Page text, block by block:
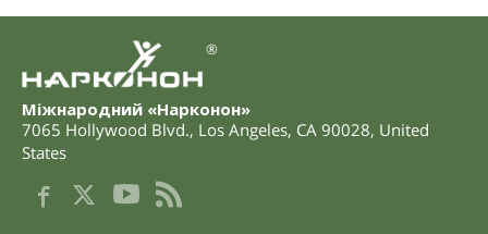
®
Міжнародний «Нарконон»
7065 Hollywood Blvd., Los Angeles, CA 90028, United
States